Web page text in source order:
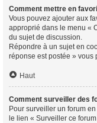
Comment mettre en
Vous pouvez ajouter aux
approprié dans le menu «
du sujet de discussion.
Répondre à un sujet en
réponse est postée » vous
Haut
Comment surveiller des
Pour surveiller un forum
le lien « Surveiller ce